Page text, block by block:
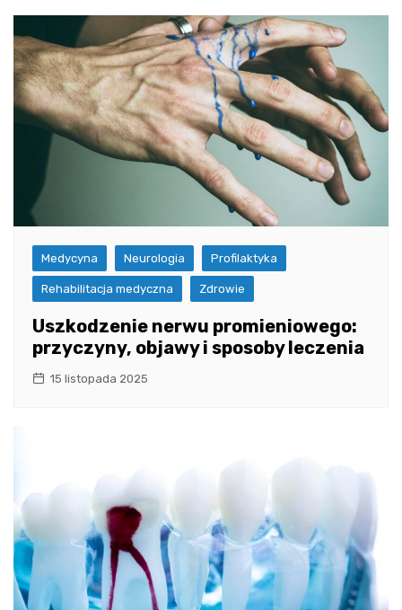
Medycyna Neurologia Profilaktyka
Rehabilitacja medyczna Zdrowie
Uszkodzenie nerwu promieniowego:
przyczyny, objawy i sposoby leczenia
15 listopada 2025